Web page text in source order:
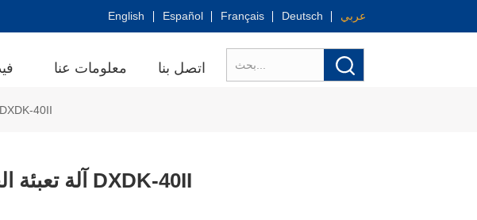
English Español Français Deutsch عربي
معلومات عنا اتصل بنا
آلة تعبئة الحبيبات DXDK-40II
آلة تعبئة الحبيبات DXDK-40II